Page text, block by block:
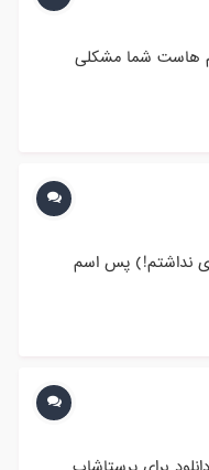
هاست شما مشکلی
نداشتم!) پس اسم